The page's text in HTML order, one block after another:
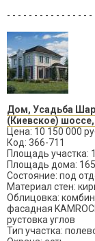
- - - - - - - - - - - - - - - -
Дом, Усадьба
(Киевское)
Цена: 10 150 000
Код: 366-711
Площадь участка:
Площадь дома:
Состояние: под
Материал стен:
Облицовка:
фасадная
рустовка углов
Тип участка: